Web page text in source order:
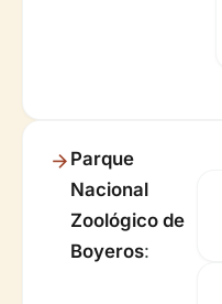
Parque
Nacional
Zoológico de
Boyeros: